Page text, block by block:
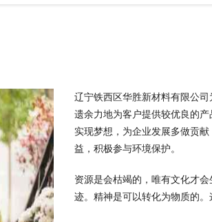
辽宁铁西区华胜新材料有限公
遗余力地为客户提供较优良的
实现梦想，为企业发展多做贡
益，积极参与环境保护。
资源是会枯竭的，唯有文化才
迹。精神是可以转化为物质的